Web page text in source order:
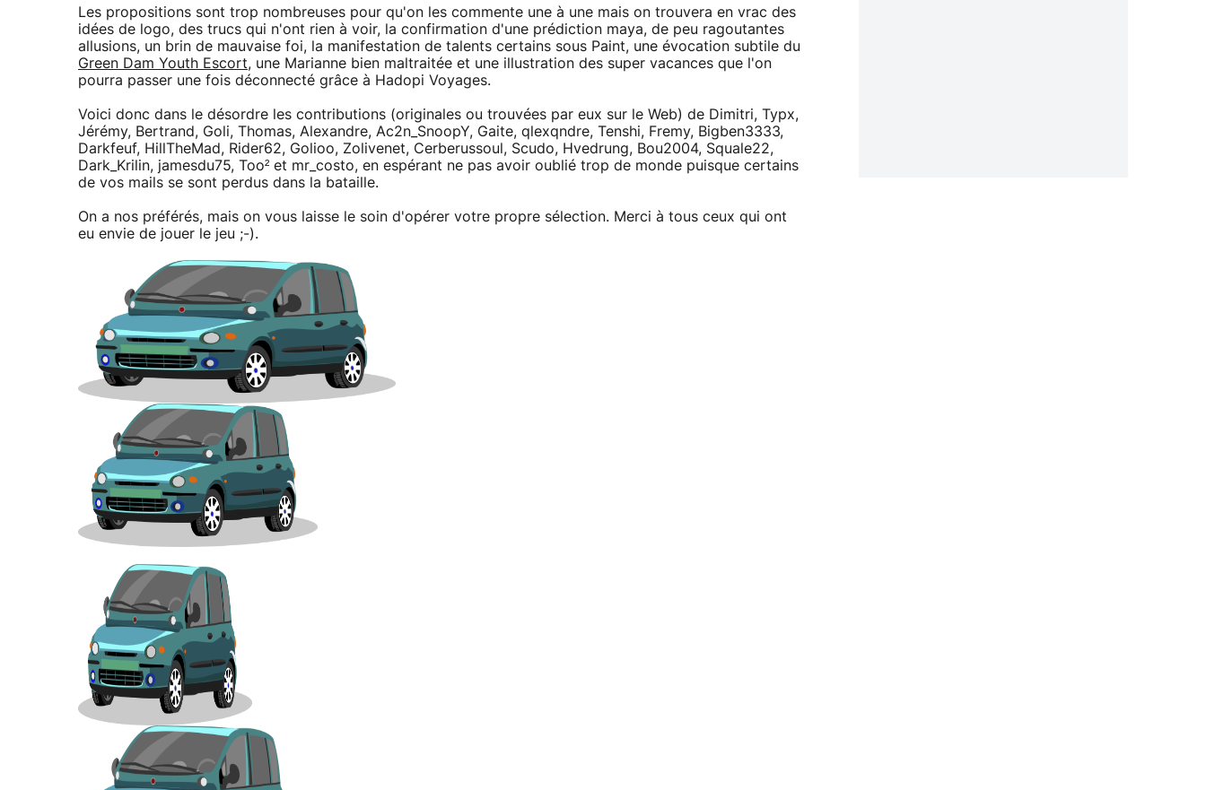
Les propositions sont trop nombreuses pour qu'on les commente une à une mais on trouvera en vrac des
idées de logo, des trucs qui n'ont rien à voir, la confirmation d'une prédiction maya, de peu ragoutantes
allusions, un brin de mauvaise foi, la manifestation de talents certains sous Paint, une évocation subtile du
Green Dam Youth Escort, une Marianne bien maltraitée et une illustration des super vacances que l'on
pourra passer une fois déconnecté grâce à Hadopi Voyages.
Voici donc dans le désordre les contributions (originales ou trouvées par eux sur le Web) de Dimitri, Typx,
Jérémy, Bertrand, Goli, Thomas, Alexandre, Ac2n_SnoopY, Gaite, qlexqndre, Tenshi, Fremy, Bigben3333,
Darkfeuf, HillTheMad, Rider62, Golioo, Zolivenet, Cerberussoul, Scudo, Hvedrung, Bou2004, Squale22,
Dark_Krilin, jamesdu75, Too² et mr_costo, en espérant ne pas avoir oublié trop de monde puisque certains
de vos mails se sont perdus dans la bataille.
On a nos préférés, mais on vous laisse le soin d'opérer votre propre sélection. Merci à tous ceux qui ont
eu envie de jouer le jeu ;-).